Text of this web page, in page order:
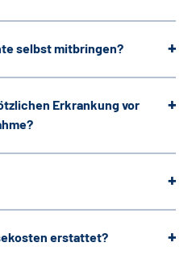
selbst mitbringen?
Erkrankung vor
erstattet?